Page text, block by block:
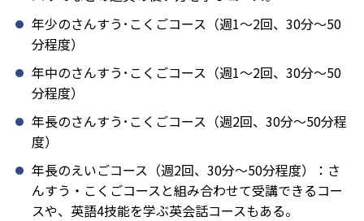
年少のさんすう･こくごコース（週1～2回、30分～50
分程度）
年中のさんすう･こくごコース（週1～2回、30分～50
分程度）
年長のさんすう･こくごコース（週2回、30分～50分程
度）
年長のえいごコース（週2回、30分～50分程度）：さ
んすう・こくごコースと組み合わせて受講できるコー
スや、英語4技能を学ぶ英会話コースもある。